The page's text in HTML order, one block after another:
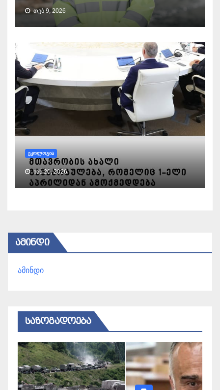
ᲗᲔᲑ 9, 2026
ᲔᲙᲝᲚᲝᲒᲘᲐ
ᲘᲐᲜ 20, 2026
ᲐᲛᲘᲜᲓᲘ
ამინდი
ᲡᲐᲖᲝᲒᲐᲓᲝᲔᲑᲐ